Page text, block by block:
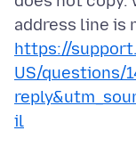
https://
US/questions/
il